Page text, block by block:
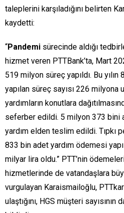
taleplerini karşıladığını belirten
kaydetti:
“Pandemi sürecinde aldığı
hizmet veren PTTBank’ta, Mart
519 milyon süreç yapıldı. Bu
yapılan süreç sayısı 226 milyona
yardımların konutlara
seferber edildi. 5 milyon 373 bini
yardım elden teslim edildi. Tıpkı
833 bin adet yardım ödemesi
milyar lira oldu.” PTT’nin
hizmetlerinde de vatandaşlara
vurgulayan Karaismailoğlu,
ulaştığını, HGS müşteri sayısının